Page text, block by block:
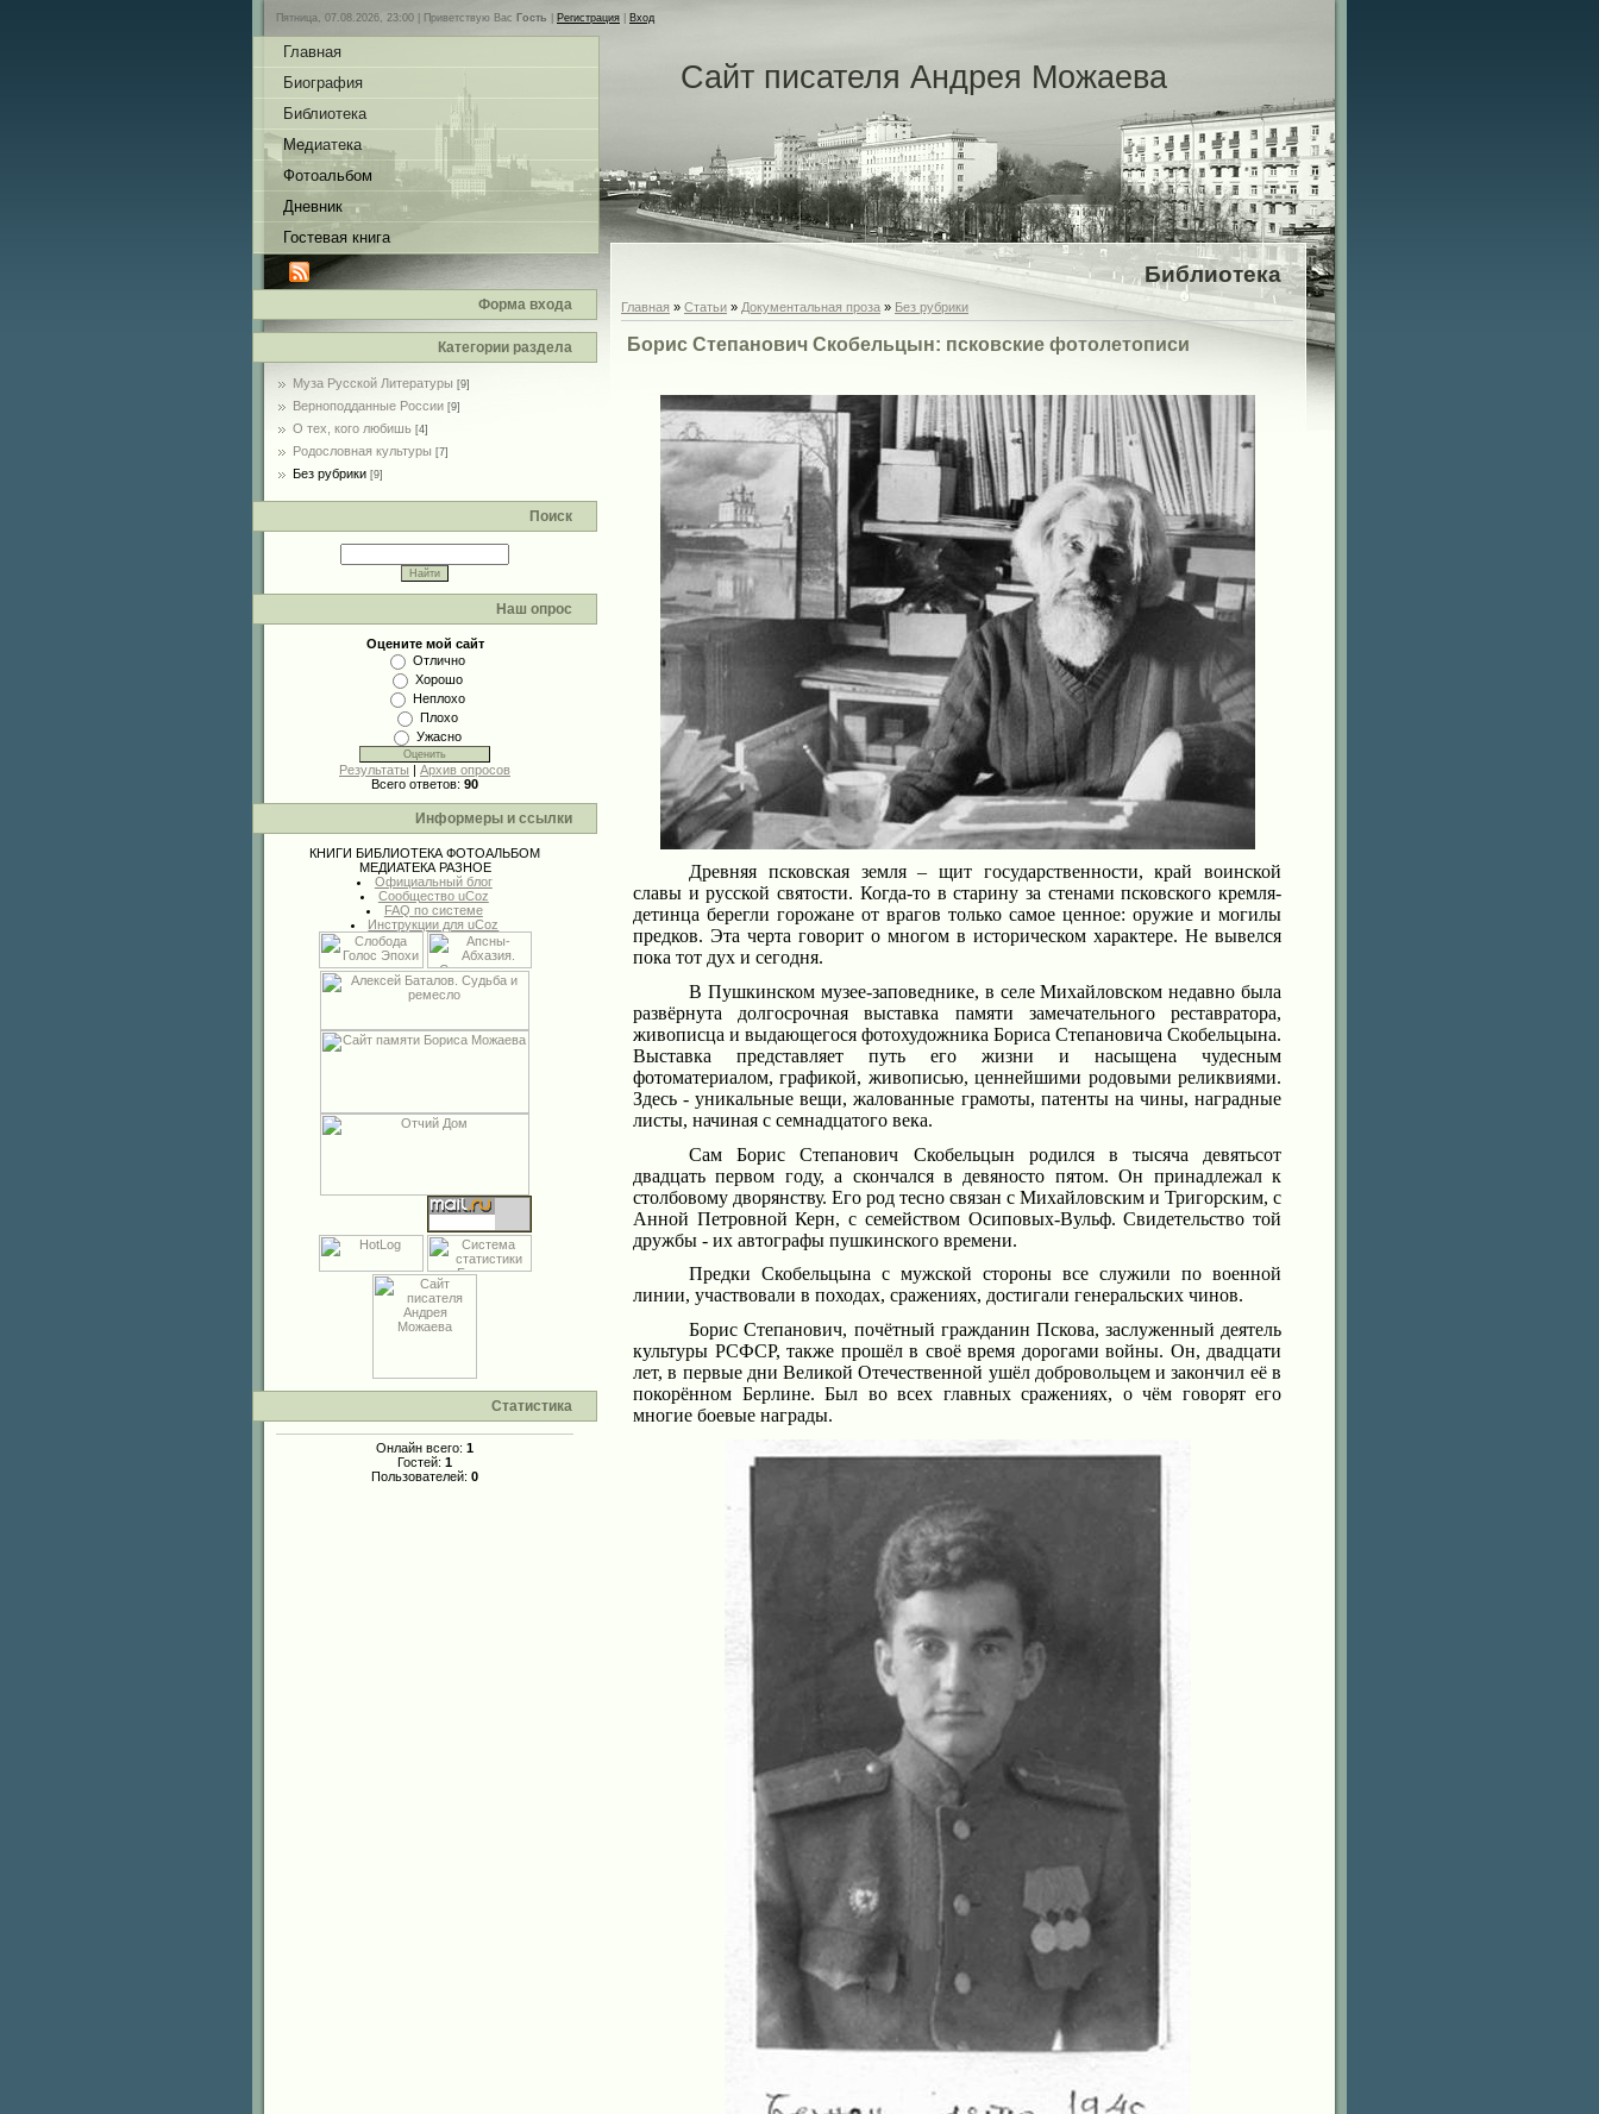
Пятница, 07.08.2026, 23:00 | Приветствую Вас Гость Регистрация Вход
Главная
Биография
Библиотека
Медиатека
Фотоальбом
Дневник
Гостевая книга
Форма входа
Категории раздела
Муза Русской Литературы [9]
Верноподданные России [9]
О тех, кого любишь [4]
Родословная культуры [7]
Без рубрики [9]
Поиск
Наш опрос
Оцените мой сайт
Отлично
Хорошо
Неплохо
Плохо
Ужасно
Результаты | Архив опросов
Всего ответов: 90
Информеры и ссылки
КНИГИ БИБЛИОТЕКА ФОТОАЛЬБОМ
МЕДИАТЕКА РАЗНОЕ
Официальный блог
Сообщество uCoz
FAQ по системе
Инструкции для uCoz
Статистика
Онлайн всего: 1
Гостей: 1
Пользователей: 0
Сайт писателя Андрея Можаева
Библиотека
Главная » Статьи » Документальная проза » Без рубрики
Борис Степанович Скобельцын: псковские фотолетописи
Древняя псковская земля – щит государственности, край воинской
славы и русской святости. Когда-то в старину за стенами псковского кремля-
детинца берегли горожане от врагов только самое ценное: оружие и могилы
предков. Эта черта говорит о многом в историческом характере. Не вывелся
пока тот дух и сегодня.
В Пушкинском музее-заповеднике, в селе Михайловском недавно была
развёрнута долгосрочная выставка памяти замечательного реставратора,
живописца и выдающегося фотохудожника Бориса Степановича Скобельцына.
Выставка представляет путь его жизни и насыщена чудесным
фотоматериалом, графикой, живописью, ценнейшими родовыми реликвиями.
Здесь - уникальные вещи, жалованные грамоты, патенты на чины, наградные
листы, начиная с семнадцатого века.
Сам Борис Степанович Скобельцын родился в тысяча девятьсот
двадцать первом году, а скончался в девяносто пятом. Он принадлежал к
столбовому дворянству. Его род тесно связан с Михайловским и Тригорским, с
Анной Петровной Керн, с семейством Осиповых-Вульф. Свидетельство той
дружбы - их автографы пушкинского времени.
Предки Скобельцына с мужской стороны все служили по военной
линии, участвовали в походах, сражениях, достигали генеральских чинов.
Борис Степанович, почётный гражданин Пскова, заслуженный деятель
культуры РСФСР, также прошёл в своё время дорогами войны. Он, двадцати
лет, в первые дни Великой Отечественной ушёл добровольцем и закончил её в
покорённом Берлине. Был во всех главных сражениях, о чём говорят его
многие боевые награды.